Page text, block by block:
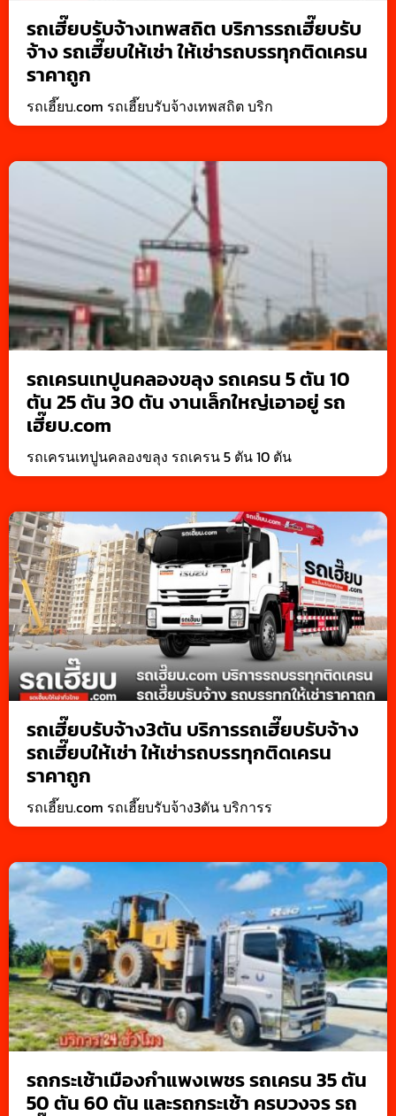
รถเฮี๊ยบรับจ้างเทพสถิต บริการรถเฮี๊ยบรับ
จ้าง รถเฮี๊ยบให้เช่า ให้เช่ารถบรรทุกติดเครน
ราคาถูก
รถเฮี๊ยบ.com รถเฮี๊ยบรับจ้างเทพสถิต บริก
รถเครนเทปูนคลองขลุง รถเครน 5 ตัน 10
ตัน 25 ตัน 30 ตัน งานเล็กใหญ่เอาอยู่ รถ
เฮี๊ยบ.com
รถเครนเทปูนคลองขลุง รถเครน 5 ตัน 10 ตัน
รถเฮี๊ยบรับจ้าง3ตัน บริการรถเฮี๊ยบรับจ้าง
รถเฮี๊ยบให้เช่า ให้เช่ารถบรรทุกติดเครน
ราคาถูก
รถเฮี๊ยบ.com รถเฮี๊ยบรับจ้าง3ตัน บริการร
รถกระเช้าเมืองกำแพงเพชร รถเครน 35 ตัน
50 ตัน 60 ตัน และรถกระเช้า ครบวงจร รถ